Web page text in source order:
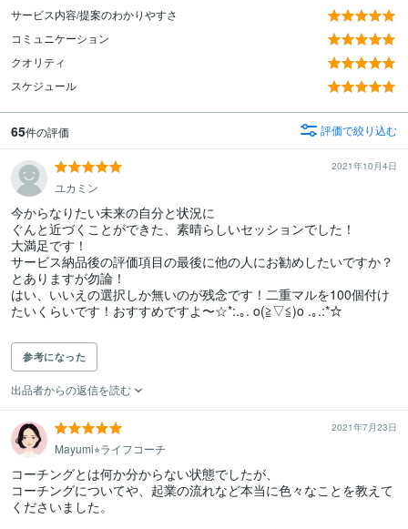
サービス内容/提案のわかりやすさ
コミュニケーション
クオリティ
スケジュール
65件の評価 評価で絞り込む
2021年10月4日
ユカミン
今からなりたい未来の自分と状況に
ぐんと近づくことができた、素晴らしいセッションでした！
大満足です！
サービス納品後の評価項目の最後に他の人にお勧めしたいですか？
とありますが勿論！
はい、いいえの選択しか無いのが残念です！二重マルを100個付け
たいくらいです！おすすめですよ〜☆*:.｡. o(≧▽≦)o .｡.:*☆
参考になった
出品者からの返信を読む
2021年7月23日
Mayumi⭐︎ライフコーチ
コーチングとは何か分からない状態でしたが、
コーチングについてや、起業の流れなど本当に色々なことを教えて
くださいました。